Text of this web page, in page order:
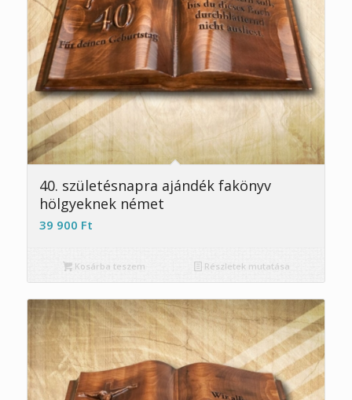
5.00
40. születésnapra ajándék fakönyv
hölgyeknek német
39 900 Ft
Kosárba teszem Részletek mutatása